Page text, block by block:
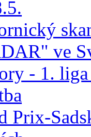
ve
- 1. liga
Prix-